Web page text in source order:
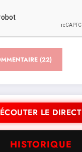
ÉCOUTER LE DIRECT
HISTORIQUE